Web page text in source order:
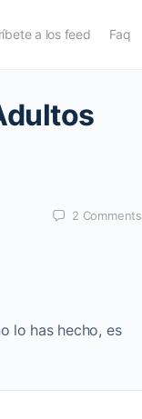
a los feed Faq
2 Comments
lo has hecho, es